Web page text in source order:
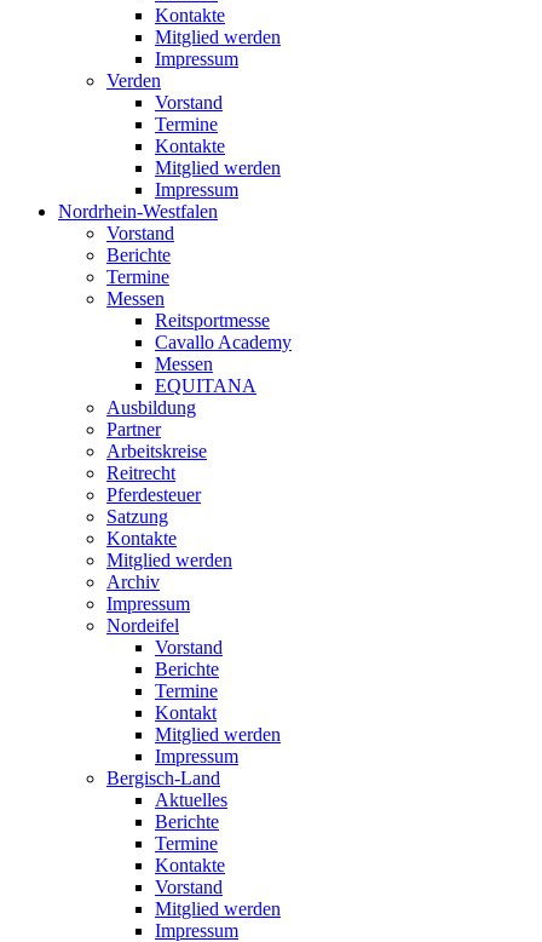
Kontakte
Mitglied werden
Impressum
Verden
Vorstand
Termine
Kontakte
Mitglied werden
Impressum
Nordrhein-Westfalen
Vorstand
Berichte
Termine
Messen
Reitsportmesse
Cavallo Academy
Messen
EQUITANA
Ausbildung
Partner
Arbeitskreise
Reitrecht
Pferdesteuer
Satzung
Kontakte
Mitglied werden
Archiv
Impressum
Nordeifel
Vorstand
Berichte
Termine
Kontakt
Mitglied werden
Impressum
Bergisch-Land
Aktuelles
Berichte
Termine
Kontakte
Vorstand
Mitglied werden
Impressum